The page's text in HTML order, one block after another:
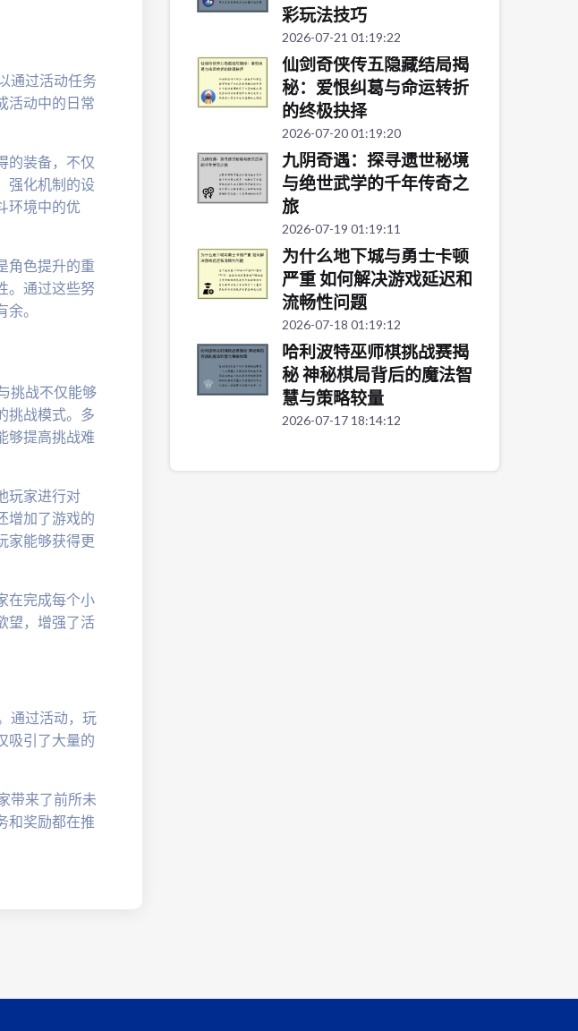
通过活动任务
活动中的日常
的装备，不仅
强化机制的设
环境中的优
角色提升的重
。通过这些努
。
挑战不仅能够
挑战模式。多
够提高挑战难
玩家进行对
增加了游戏的
家能够获得更
在完成每个小
望，增强了活
通过活动，玩
吸引了大量的
带来了前所未
和奖励都在推
彩玩法技巧
2026-07-21 01:19:22
仙剑奇侠传五隐藏结局揭
秘：爱恨纠葛与命运转折
的终极抉择
2026-07-20 01:19:20
九阴奇遇：探寻遗世秘境
与绝世武学的千年传奇之
旅
2026-07-19 01:19:11
为什么地下城与勇士卡顿
严重 如何解决游戏延迟和
流畅性问题
2026-07-18 01:19:12
哈利波特巫师棋挑战赛揭
秘 神秘棋局背后的魔法智
慧与策略较量
2026-07-17 18:14:12